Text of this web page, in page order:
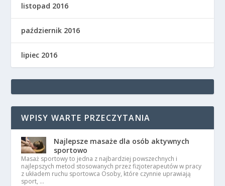
listopad 2016
październik 2016
lipiec 2016
WPISY WARTE PRZECZYTANIA
Najlepsze masaże dla osób aktywnych
sportowo
Masaż sportowy to jedna z najbardziej powszechnych i
najlepszych metod stosowanych przez fizjoterapeutów w pracy
z układem ruchu sportowca Osoby, które czynnie uprawiają
sport, …